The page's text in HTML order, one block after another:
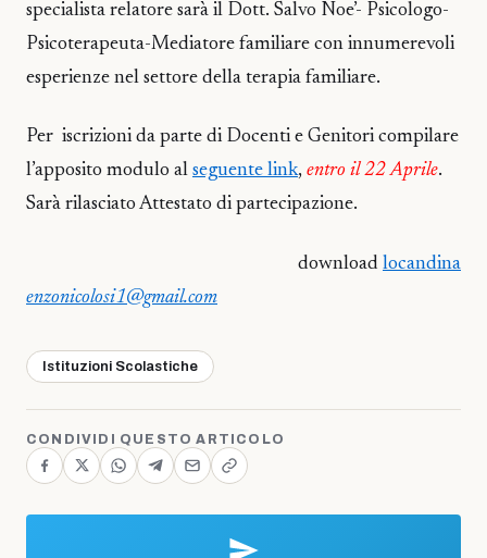
specialista relatore sarà il Dott. Salvo Noe’- Psicologo-
Psicoterapeuta-Mediatore familiare con innumerevoli
esperienze nel settore della terapia familiare.
Per iscrizioni da parte di Docenti e Genitori compilare
l’apposito modulo al seguente link, entro il 22 Aprile.
Sarà rilasciato Attestato di partecipazione.
download locandina
enzonicolosi1@gmail.com
Istituzioni Scolastiche
CONDIVIDI QUESTO ARTICOLO